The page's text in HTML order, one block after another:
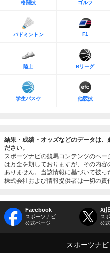
格闘技 ゴルフ
バドミントン F1
陸上 Bリーグ
学生バスケ 他競技
結果・成績・オッズなどのデータは、
ださい。
スポーツナビの競馬コンテンツのペ
は万全を期しておりますが、その内
ありません。当該情報に基づいて被
株式会社および情報提供者は一切の責
Facebook
スポーツナビ
公式ページ
X(
ス
公
スポーツナビ